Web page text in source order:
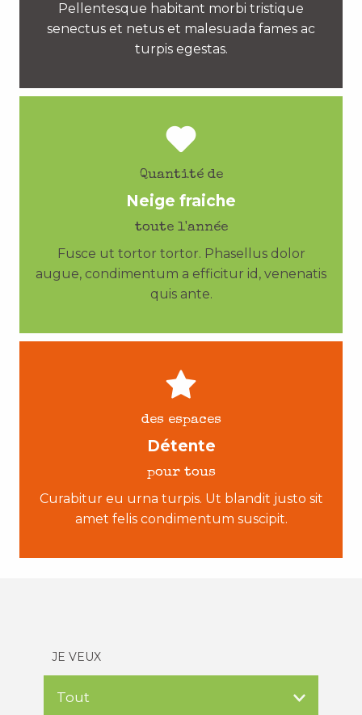
Pellentesque habitant morbi tristique
senectus et netus et malesuada fames ac
turpis egestas.
Quantité de
Neige fraiche
toute l'année
Fusce ut tortor tortor. Phasellus dolor
augue, condimentum a efficitur id, venenatis
quis ante.
des espaces
Détente
pour tous
Curabitur eu urna turpis. Ut blandit justo sit
amet felis condimentum suscipit.
JE VEUX